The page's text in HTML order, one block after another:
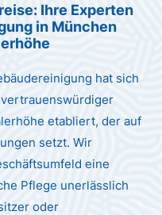
Ihre Experten
in München
hat sich
etabliert, der auf
setzt. Wir
eine
Pflege unerlässlich
oder